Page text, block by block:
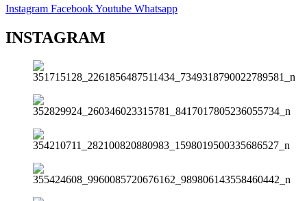
Instagram FacebookYoutube Whatsapp
INSTAGRAM